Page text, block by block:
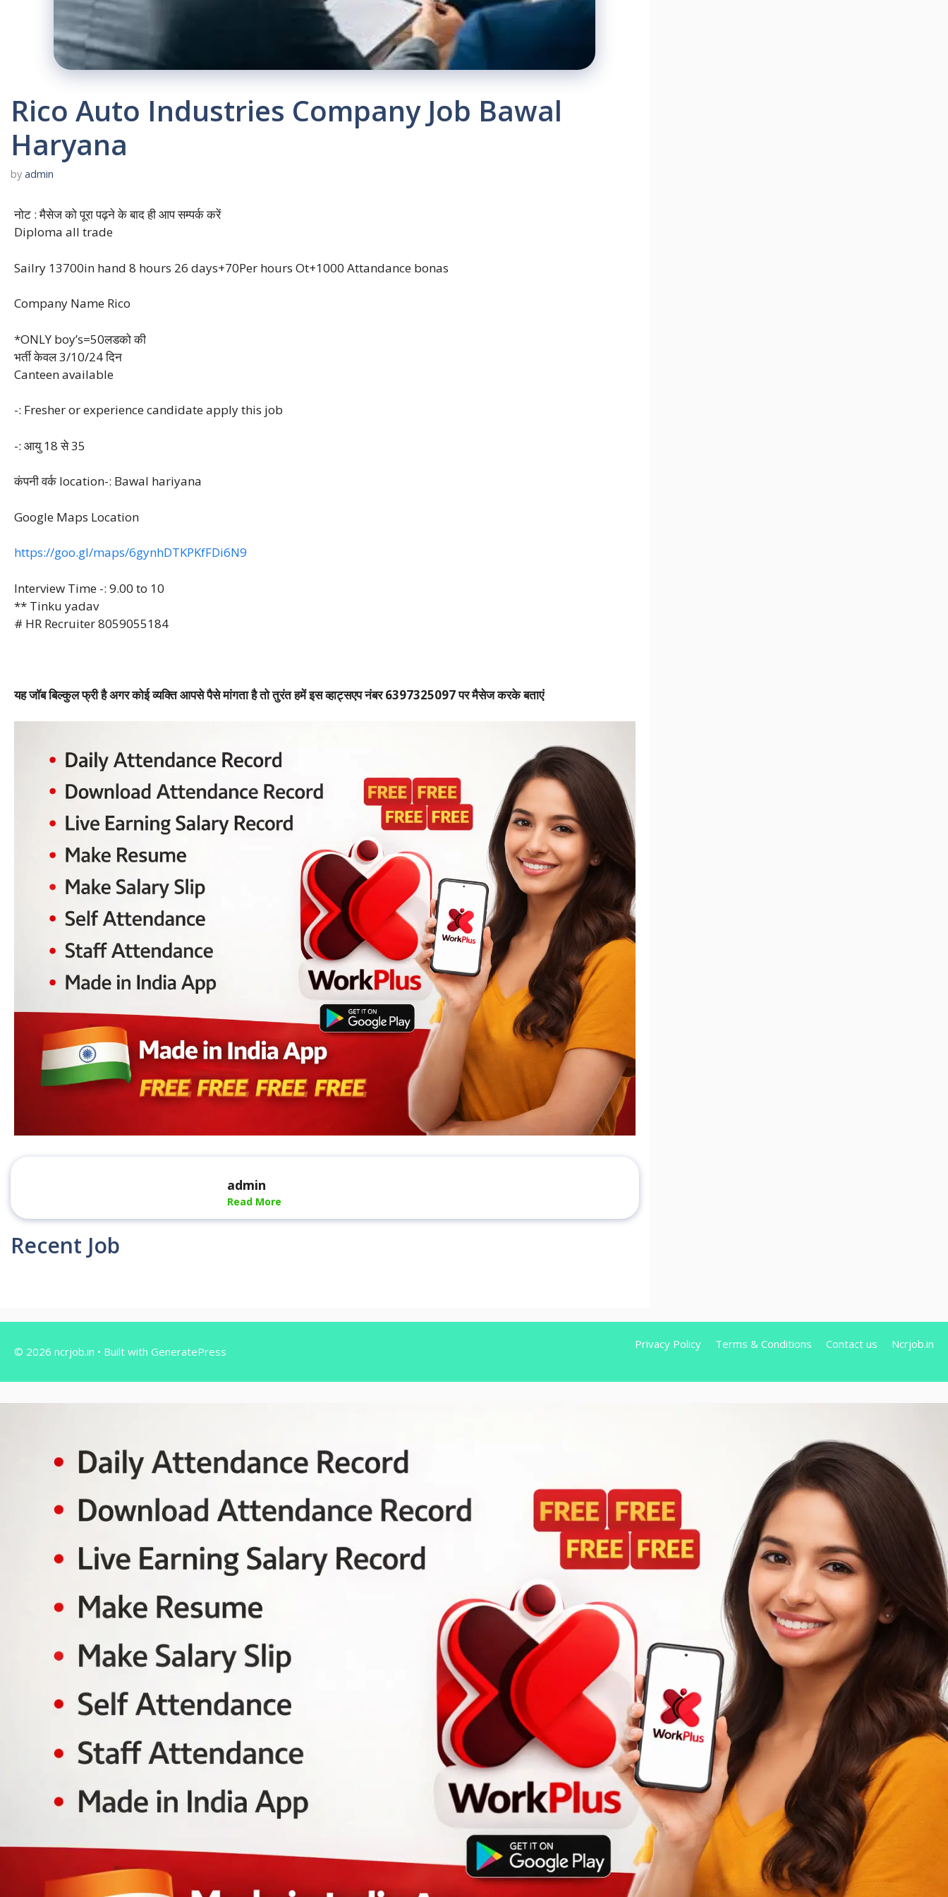
Rico Auto Industries Company Job Bawal
Haryana
by admin
नोट : मैसेज को पूरा पढ़ने के बाद ही आप सम्पर्क करें
Diploma all trade
Sailry 13700in hand 8 hours 26 days+70Per hours Ot+1000 Attandance bonas
Company Name Rico
*ONLY boy’s=50लडको की
भर्ती केवल 3/10/24 दिन
Canteen available
-: Fresher or experience candidate apply this job
-: आयु 18 से 35
कंपनी वर्क location-: Bawal hariyana
Google Maps Location
https://goo.gl/maps/6gynhDTKPKfFDi6N9
Interview Time -: 9.00 to 10
** Tinku yadav
# HR Recruiter 8059055184
यह जाॅब बिल्कुल फ्री है अगर कोई व्यक्ति आपसे पैसे मांगता है तो तुरंत हमें इस व्हाट्सएप नंबर 6397325097 पर मैसेज करके बताएं
admin
Read More
Recent Job
Privacy Policy Terms & Conditions Contact us Ncrjob.in
© 2026 ncrjob.in • Built with GeneratePress